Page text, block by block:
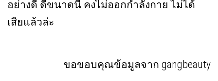
อย่างดี ดีขนาดนี้ คงไม่ออกกำลังกาย ไม่ได้
เสียแล้วล่ะ
ขอขอบคุณข้อมูลจาก gangbeauty